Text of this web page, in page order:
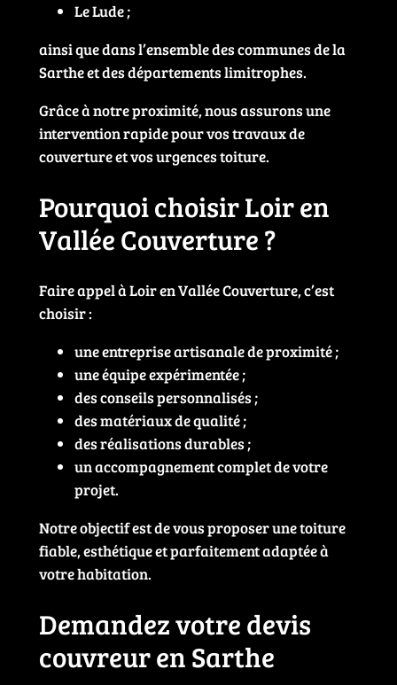
Le Lude ;
ainsi que dans l’ensemble des communes de la
Sarthe et des départements limitrophes.
Grâce à notre proximité, nous assurons une
intervention rapide pour vos travaux de
couverture et vos urgences toiture.
Pourquoi choisir Loir en
Vallée Couverture ?
Faire appel à Loir en Vallée Couverture, c’est
choisir :
une entreprise artisanale de proximité ;
une équipe expérimentée ;
des conseils personnalisés ;
des matériaux de qualité ;
des réalisations durables ;
un accompagnement complet de votre
projet.
Notre objectif est de vous proposer une toiture
fiable, esthétique et parfaitement adaptée à
votre habitation.
Demandez votre devis
couvreur en Sarthe